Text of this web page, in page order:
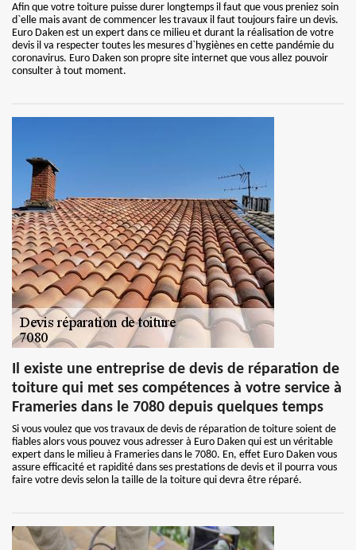
Afin que votre toiture puisse durer longtemps il faut que vous preniez soin
d`elle mais avant de commencer les travaux il faut toujours faire un devis.
Euro Daken est un expert dans ce milieu et durant la réalisation de votre
devis il va respecter toutes les mesures d`hygiènes en cette pandémie du
coronavirus. Euro Daken son propre site internet que vous allez pouvoir
consulter à tout moment.
Il existe une entreprise de devis de réparation de
toiture qui met ses compétences à votre service à
Frameries dans le 7080 depuis quelques temps
Si vous voulez que vos travaux de devis de réparation de toiture soient de
fiables alors vous pouvez vous adresser à Euro Daken qui est un véritable
expert dans le milieu à Frameries dans le 7080. En, effet Euro Daken vous
assure efficacité et rapidité dans ses prestations de devis et il pourra vous
faire votre devis selon la taille de la toiture qui devra être réparé.